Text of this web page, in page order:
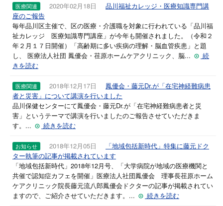
医療関連 2020年02月18日
品川福祉カレッジ・医療知識専門講
座のご報告
毎年品川区主催で、区の医療・介護職を対象に行われている「品川福
祉カレッジ 医療知識専門講座」が今年も開催されました。（令和２
年２月１７日開催）「高齢期に多い疾病の理解・脳血管疾患」と題
し、 医療法人社団 鳳優会・荏原ホームケアクリニック、脳...
続
きを読む
医療関連 2018年12月17日
鳳優会・藤元Dr.が「在宅神経難病患
者と災害」について講演を行いました
品川保健センターにて鳳優会・藤元Dr.が「在宅神経難病患者と災
害」というテーマで講演を行いましたのご報告させていただきま
す。...
続きを読む
お知らせ 2018年12月05日
「地域包括新時代」特集に藤元ドク
ター執筆の記事が掲載されています
「地域包括新時代」2018年12月号、「大学病院が地域の医療機関と
共催で認知症カフェを開催」医療法人社団鳳優会 理事長荏原ホーム
ケアクリニック院長藤元流八郎鳳優会ドクターの記事が掲載されてい
ますので、ご紹介させていただきます。...
続きを読む